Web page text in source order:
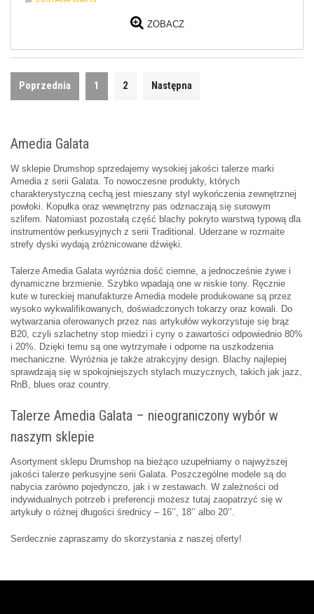
ZOBACZ
Poprzednia 1 2 Następna
Amedia Galata
W sklepie Drumshop sprzedajemy wysokiej jakości talerze marki
Amedia z serii Galata. To nowoczesne produkty, których
charakterystyczną cechą jest mieszany styl wykończenia zewnętrznej
powłoki. Kopułka oraz wewnętrzny pas odznaczają się surowym
szlifem. Natomiast pozostałą część blachy pokryto warstwą typową dla
instrumentów perkusyjnych z serii Traditional. Uderzane w rozmaite
strefy dyski wydają zróżnicowane dźwięki.
Talerze Amedia Galata wyróżnia dość ciemne, a jednocześnie żywe i
dynamiczne brzmienie. Szybko wpadają one w niskie tony. Ręcznie
kute w tureckiej manufakturze Amedia modele produkowane są przez
wysoko wykwalifikowanych, doświadczonych tokarzy oraz kowali. Do
wytwarzania oferowanych przez nas artykułów wykorzystuje się brąz
B20, czyli szlachetny stop miedzi i cyny o zawartości odpowiednio 80%
i 20%. Dzięki temu są one wytrzymałe i odporne na uszkodzenia
mechaniczne. Wyróżnia je także atrakcyjny design. Blachy najlepiej
sprawdzają się w spokojniejszych stylach muzycznych, takich jak jazz,
RnB, blues oraz country.
Talerze Amedia Galata – nieograniczony wybór w
naszym sklepie
Asortyment sklepu Drumshop na bieżąco uzupełniamy o najwyższej
jakości talerze perkusyjne serii Galata. Poszczególne modele są do
nabycia zarówno pojedynczo, jak i w zestawach. W zależności od
indywidualnych potrzeb i preferencji możesz tutaj zaopatrzyć się w
artykuły o różnej długości średnicy – 16’’, 18’’ albo 20’’.
Serdecznie zapraszamy do skorzystania z naszej oferty!